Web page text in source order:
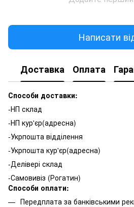
Написати
Доставка Оплата
Способи доставки:
-НП склад
-НП кур'єр(адресна)
-Укрпошта відділення
-Укрпошта кур'єр(адресна)
-Делівері склад
-Самовивіз (Рогатин)
Способи оплати:
Передплата за банківськими